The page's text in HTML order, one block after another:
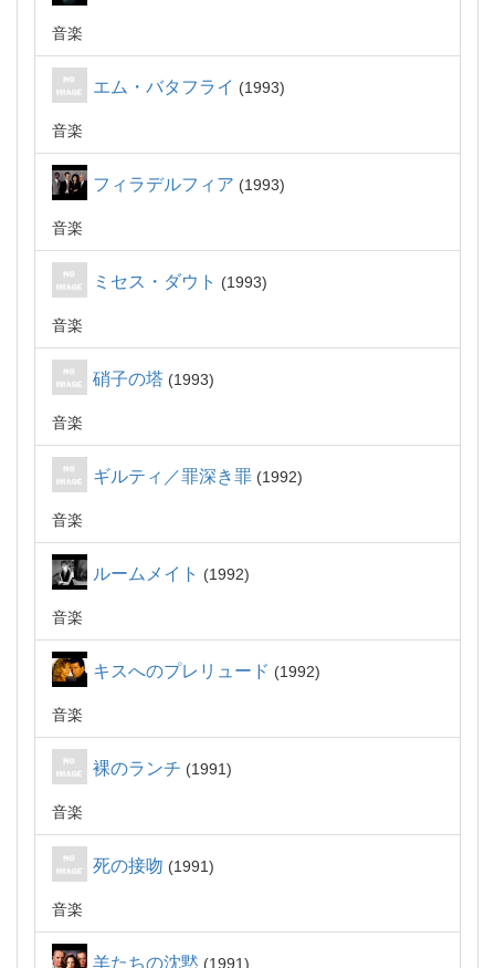
音楽
エム・バタフライ 1993
音楽
フィラデルフィア 1993
音楽
ミセス・ダウト 1993
音楽
硝子の塔 1993
音楽
ギルティ／罪深き罪 1992
音楽
ルームメイト 1992
音楽
キスへのプレリュード 1992
音楽
裸のランチ 1991
音楽
死の接吻 1991
音楽
羊たちの沈黙 1991